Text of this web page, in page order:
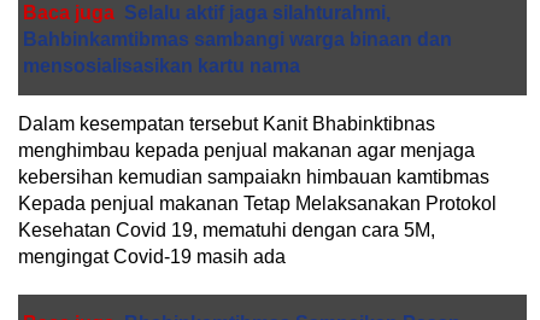
Baca juga Selalu aktif jaga silahturahmi,
Bahbinkamtibmas sambangi warga binaan dan
mensosialisasikan kartu nama
Dalam kesempatan tersebut Kanit Bhabinktibnas
menghimbau kepada penjual makanan agar menjaga
kebersihan kemudian sampaiakn himbauan kamtibmas
Kepada penjual makanan Tetap Melaksanakan Protokol
Kesehatan Covid 19, mematuhi dengan cara 5M,
mengingat Covid-19 masih ada